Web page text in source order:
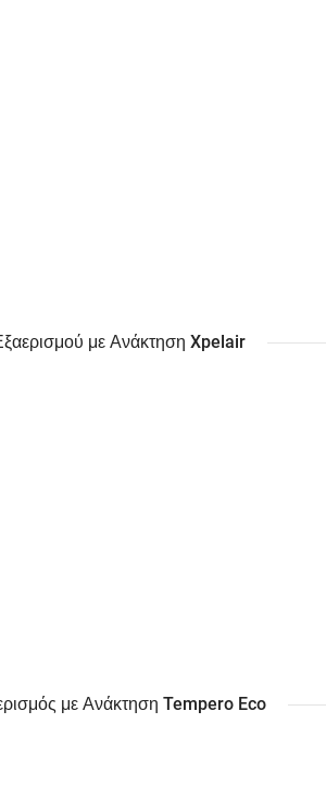
με Ανάκτηση Xpelair
με Ανάκτηση Tempero Eco